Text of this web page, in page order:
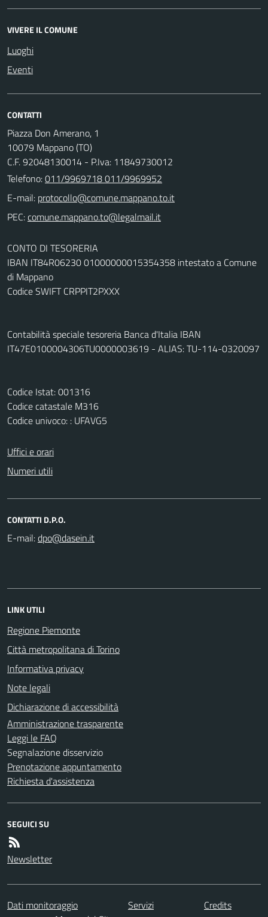
VIVERE IL COMUNE
Luoghi
Eventi
CONTATTI
Piazza Don Amerano, 1
10079 Mappano (TO)
C.F. 92048130014 - P.Iva: 11849730012
Telefono:011/9969718 011/9969952
E-mail:
PEC:
CONTO DI TESORERIA
IBAN IT84R06230 01000000015354358 intestato a Comune
di Mappano
Codice SWIFT CRPPIT2PXXX
Contabilità speciale tesoreria Banca d'Italia IBAN
IT47E0100004306TU0000003619 - ALIAS: TU-114-0320097
Codice Istat: 001316
Codice catastale M316
Codice univoco: : UFAVG5
Uffici e orari
Numeri utili
CONTATTI D.P.O.
E-mail:
LINK UTILI
Regione Piemonte
Città metropolitana di Torino
Informativa privacy
Note legali
Dichiarazione di accessibilità
Amministrazione trasparente
Leggi le FAQ
Segnalazione disservizio
Prenotazione appuntamento
Richiesta d'assistenza
SEGUICI SU
Newsletter
Dati monitoraggio Servizi
Credits